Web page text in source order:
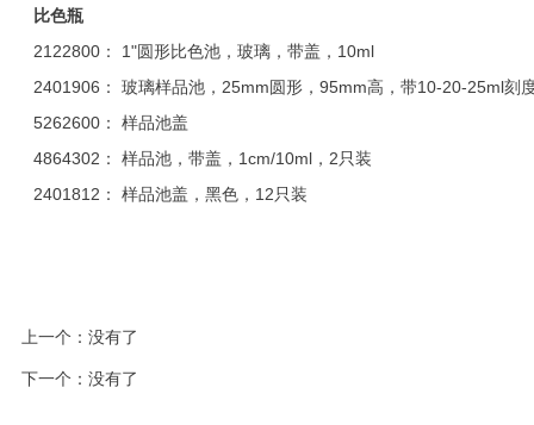
比色瓶
2122800： 1"圆形比色池，玻璃，带盖，10ml
2401906： 玻璃样品池，25mm圆形，95mm高，带10-20-25ml刻
5262600： 样品池盖
4864302： 样品池，带盖，1cm/10ml，2只装
2401812： 样品池盖，黑色，12只装
上一个：没有了
下一个：没有了